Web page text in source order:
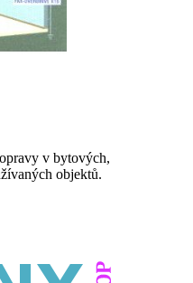
v bytových,
objektů.